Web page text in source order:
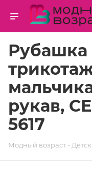
Рубашка
рукав,
5617
Модный возраст -